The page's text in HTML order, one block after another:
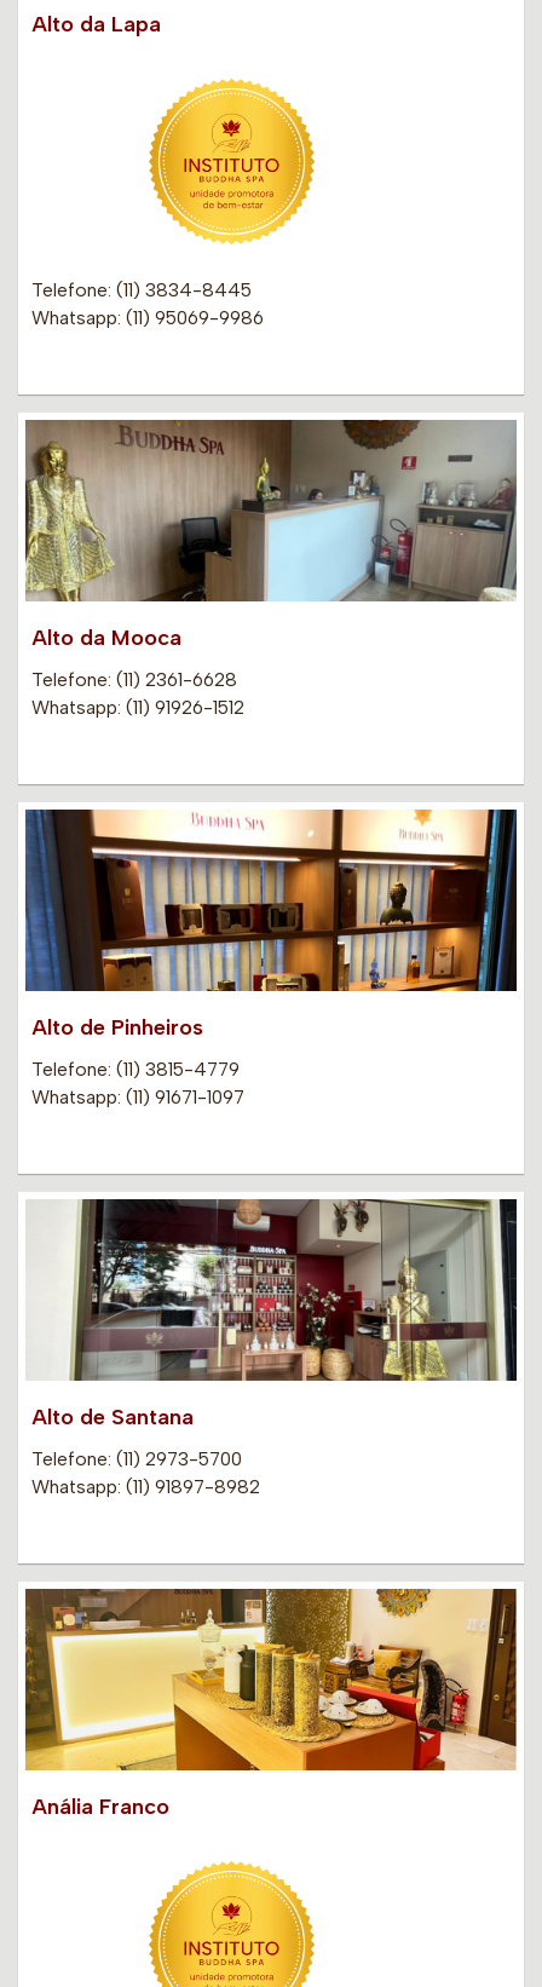
Alto da Lapa
Telefone: (11) 3834-8445
Whatsapp: (11) 95069-9986
Alto da Mooca
Telefone: (11) 2361-6628
Whatsapp: (11) 91926-1512
Alto de Pinheiros
Telefone: (11) 3815-4779
Whatsapp: (11) 91671-1097
Alto de Santana
Telefone: (11) 2973-5700
Whatsapp: (11) 91897-8982
Anália Franco